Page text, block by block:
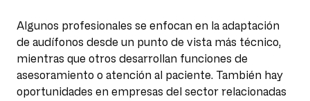
Algunos profesionales se enfocan en la adaptación
de audífonos desde un punto de vista más técnico,
mientras que otros desarrollan funciones de
asesoramiento o atención al paciente. También hay
oportunidades en empresas del sector relacionadas